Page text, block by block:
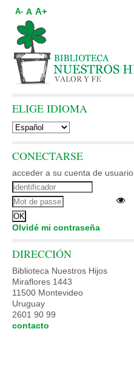
A- A A+
ELIGE IDIOMA
CONECTARSE
acceder a su cuenta de usuario
Olvidé mi contraseña
DIRECCIÓN
Biblioteca Nuestros Hijos
Miraflores 1443
11500 Montevideo
Uruguay
2601 90 99
contacto